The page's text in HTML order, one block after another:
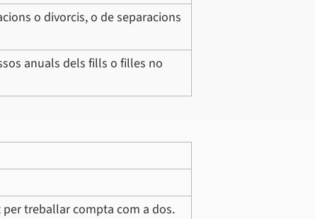
o divorcis, o de separacions
anuals dels fills o filles no
treballar compta com a dos.